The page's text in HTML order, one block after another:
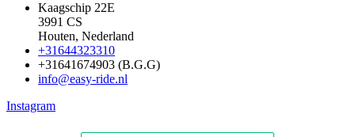
Kaagschip 22E
3991 CS
Houten, Nederland
+31644323310
+31641674903 (B.G.G)
info@easy-ride.nl
Instagram